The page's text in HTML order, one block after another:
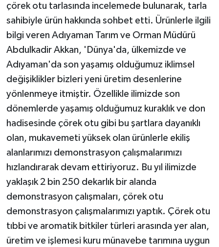
çörek otu tarlasında incelemede bulunarak, tarla
sahibiyle ürün hakkında sohbet etti. Ürünlerle ilgili
bilgi veren Adıyaman Tarım ve Orman Müdürü
Abdulkadir Akkan, 'Dünya'da, ülkemizde ve
Adıyaman'da son yaşamış olduğumuz iklimsel
değişiklikler bizleri yeni üretim desenlerine
yönlenmeye itmiştir. Özellikle ilimizde son
dönemlerde yaşamış olduğumuz kuraklık ve don
hadisesinde çörek otu gibi bu şartlara dayanıklı
olan, mukavemeti yüksek olan ürünlerle ekiliş
alanlarımızı demonstrasyon çalışmalarımızı
hızlandırarak devam ettiriyoruz. Bu yıl ilimizde
yaklaşık 2 bin 250 dekarlık bir alanda
demonstrasyon çalışmaları, çörek otu
demonstrasyon çalışmalarımızı yaptık. Çörek otu
tıbbi ve aromatik bitkiler türleri arasında yer alan,
üretim ve işlemesi kuru münavebe tarımına uygun